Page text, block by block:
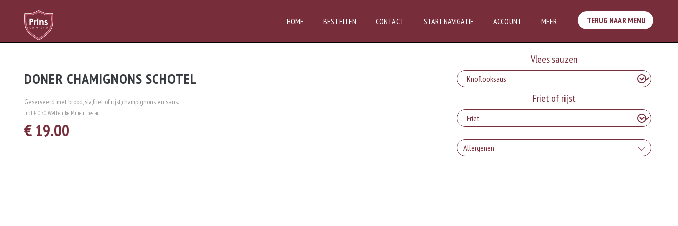
HOME BESTELLEN CONTACT START NAVIGATIE ACCOUNT MEER TERUG NAAR MENU
DONER CHAMIGNONS SCHOTEL
Geserveerd met brood, sla,friet of rijst,champignons en saus.
Incl. € 0,50 Wettelijke Milieu Toeslag
€ 19.00
Vlees sauzen
Friet of rijst
Allergenen